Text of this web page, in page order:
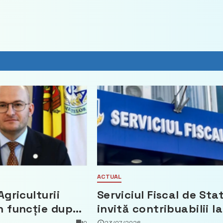
funcție după
ACTUAL
Serviciul Fiscal de
invită contribuabilii la